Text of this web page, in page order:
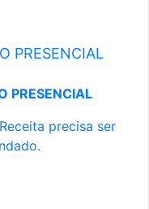
PRESENCIAL
PRESENCIAL
precisa ser